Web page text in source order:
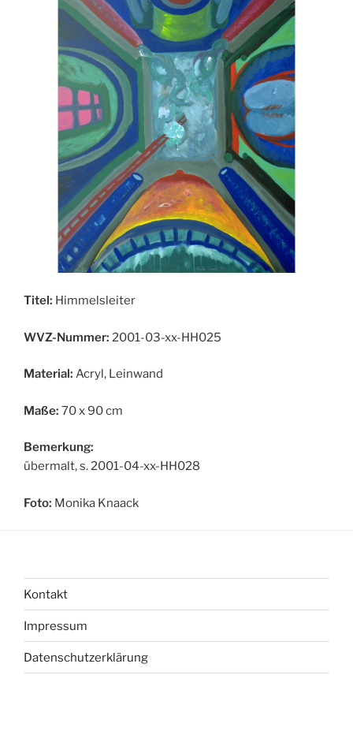
Titel: Himmelsleiter
WVZ-Nummer: 2001-03-xx-HH025
Material: Acryl, Leinwand
Maße: 70 x 90 cm
Bemerkung:
übermalt, s. 2001-04-xx-HH028
Foto: Monika Knaack
Kontakt
Impressum
Datenschutzerklärung